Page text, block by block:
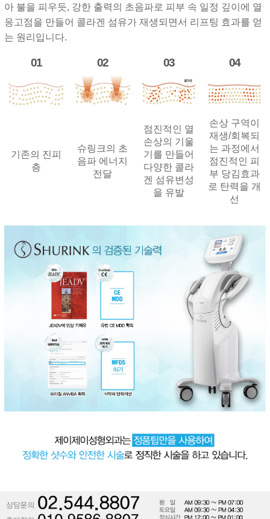
아 불을 피우듯, 강한 출력의 초음파로 피부 속 일정 깊이에 열
응고점을 만들어 콜라겐 섬유가 재생되면서 리프팅 효과를 얻
는 원리입니다.
01 02 03 04
기존의 진피
층
슈링크의 초
음파 에너지
전달
점진적인 열
손상의 기울
기를 만들어
다양한 콜라
겐 섬유변성
을 유발
손상 구역이
재생/회복되
는 과정에서
점진적인 피
부 당김효과
로 탄력을 개
선